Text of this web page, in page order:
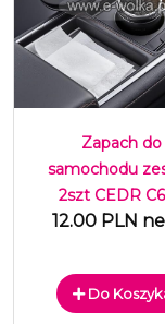
Zapach do
samochodu
2szt CEDR
12.00 PLN
Do